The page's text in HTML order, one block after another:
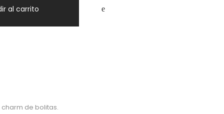
al carrito
charm de bolitas.